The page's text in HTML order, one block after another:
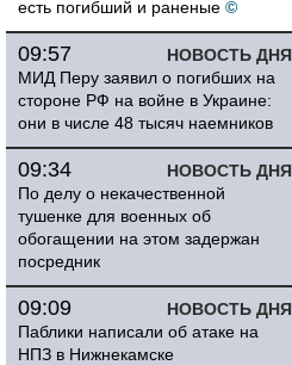
есть погибший и раненые ©
НОВОСТЬ ДНЯ
09:57
МИД Перу заявил о погибших на
стороне РФ на войне в Украине:
они в числе 48 тысяч наемников
НОВОСТЬ ДНЯ
09:34
По делу о некачественной
тушенке для военных об
обогащении на этом задержан
посредник
НОВОСТЬ ДНЯ
09:09
Паблики написали об атаке на
НПЗ в Нижнекамске